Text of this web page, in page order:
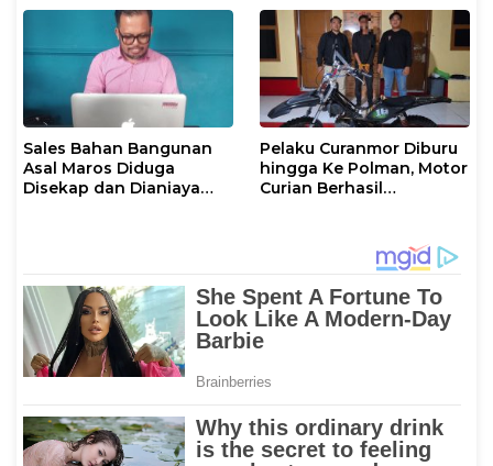
Sales Bahan Bangunan
Asal Maros Diduga
Disekap dan Dianiaya
Pelaku Curanmor Diburu
hingga Ke Polman, Motor
Curian Berhasil